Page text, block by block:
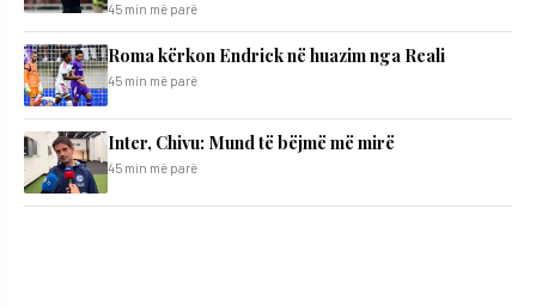
45 min më parë
Roma kërkon Endrick në huazim nga Reali
45 min më parë
Inter, Chivu: Mund të bëjmë më mirë
45 min më parë